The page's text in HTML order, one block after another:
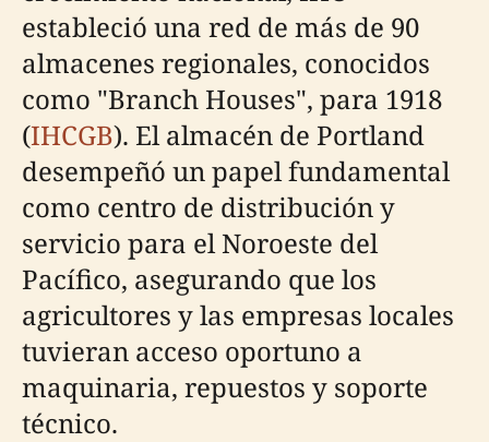
estableció una red de más de 90
almacenes regionales, conocidos
como "Branch Houses", para 1918
(IHCGB). El almacén de Portland
desempeñó un papel fundamental
como centro de distribución y
servicio para el Noroeste del
Pacífico, asegurando que los
agricultores y las empresas locales
tuvieran acceso oportuno a
maquinaria, repuestos y soporte
técnico.